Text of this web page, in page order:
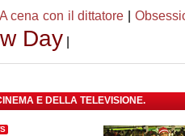
A cena con il dittatore
Day
E DELLA TELEVISIONE.